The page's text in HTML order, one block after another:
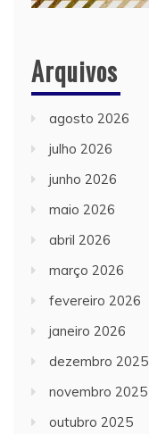
Arquivos
agosto 2026
julho 2026
junho 2026
maio 2026
abril 2026
março 2026
fevereiro 2026
janeiro 2026
dezembro 2025
novembro 2025
outubro 2025